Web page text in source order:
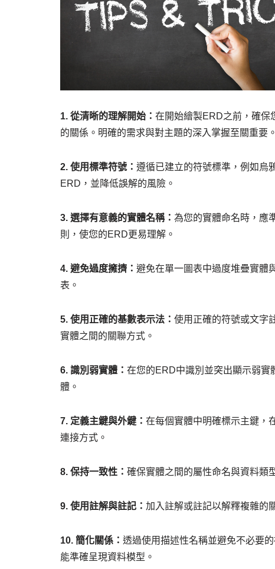
1. 從清晰的理解開始： 在開始繪製ERD之前，確保
的關係。明確的需求與對主題的深入掌握至關重要。
2. 使用標準符號： 遵循已建立的符號標準，例如烏
ERD，並降低誤解的風險。
3. 選擇有意義的實體名稱： 為您的實體命名時，應
則，使您的ERD更易理解。
4. 避免過度擁擠： 避免在單一圖表中過度堆疊實體
表。
5. 使用正確的基數表示法： 使用正確的符號或文字
實體之間的關聯方式。
6. 識別弱實體： 在您的ERD中識別並突出顯示弱實
體。
7. 定義主鍵與外鍵： 在每個實體中明確標示主鍵，
連接方式。
8. 保持一致性： 確保實體之間的屬性命名與資料類
9. 使用註解與註記： 加入註解或註記以解釋複雜的
10. 簡化關係： 透過使用描述性名稱並避免不必要
能準確呈現資料模型。